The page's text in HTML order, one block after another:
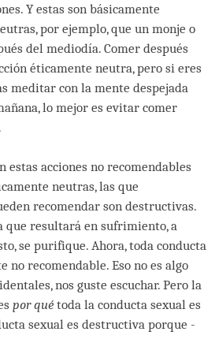
Y estas son básicamente
por ejemplo, que un monje o
del mediodía. Comer después
éticamente neutra, pero si eres
meditar con la mente despejada
lo mejor es evitar comer
estas acciones no recomendables
neutras, las que
recomendar son destructivas.
resultará en sufrimiento, a
se purifique. Ahora, toda conducta
no recomendable. Eso no es algo
nos guste escuchar. Pero la
por qué toda la conducta sexual es
sexual es destructiva porque -